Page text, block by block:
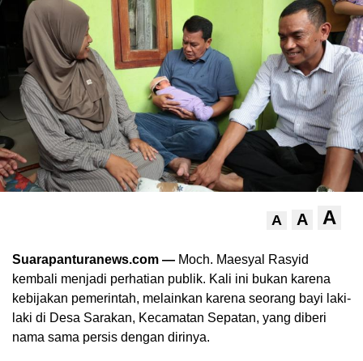
A A A
Suarapanturanews.com — Moch. Maesyal Rasyid
kembali menjadi perhatian publik. Kali ini bukan karena
kebijakan pemerintah, melainkan karena seorang bayi laki-
laki di Desa Sarakan, Kecamatan Sepatan, yang diberi
nama sama persis dengan dirinya.